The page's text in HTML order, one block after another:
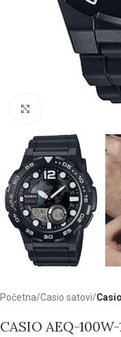
Početna Casio satovi
CASIO AEQ-100W-